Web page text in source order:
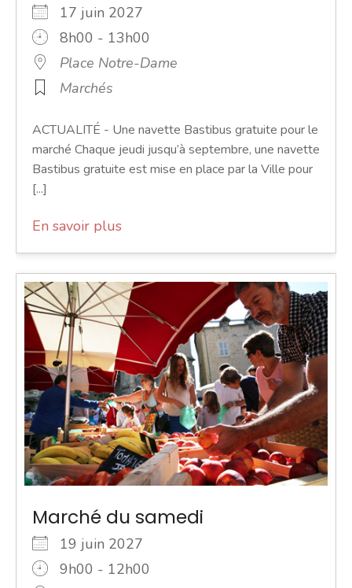
17 juin 2027
8h00 - 13h00
Place Notre-Dame
Marchés
ACTUALITÉ - Une navette Bastibus gratuite pour le
marché Chaque jeudi jusqu’à septembre, une navette
Bastibus gratuite est mise en place par la Ville pour
[...]
En savoir plus
Marché du samedi
19 juin 2027
9h00 - 12h00